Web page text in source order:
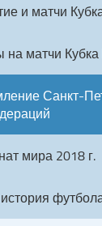
и матчи
на матчи
Санкт-
мира 2018 г.